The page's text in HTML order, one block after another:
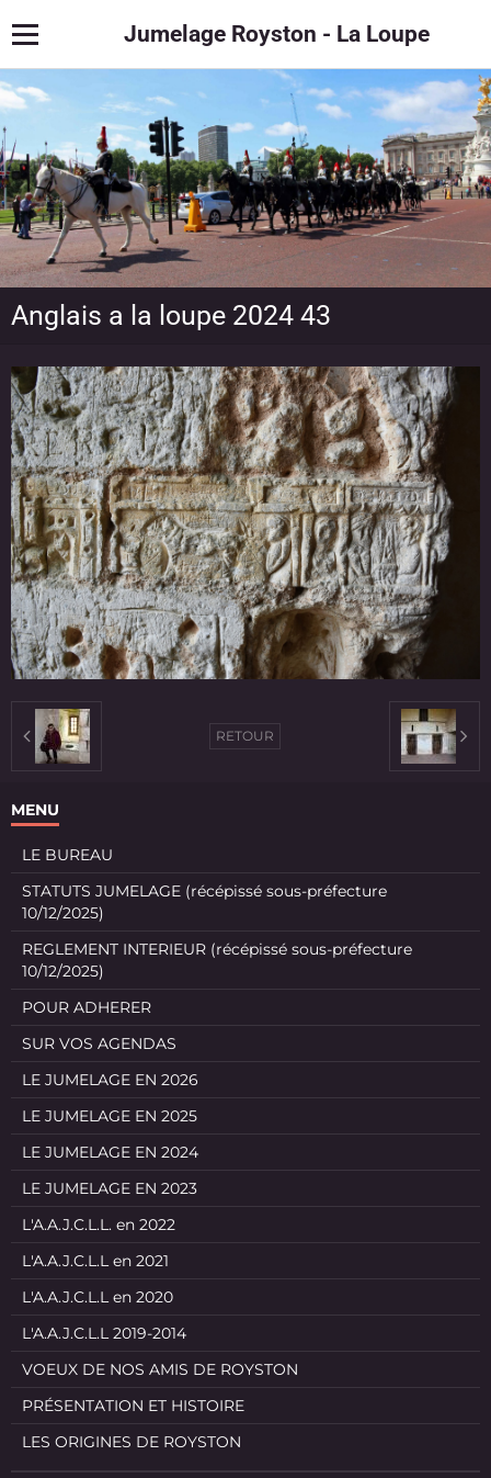
Jumelage Royston - La Loupe
Anglais a la loupe 2024 43
RETOUR
MENU
LE BUREAU
STATUTS JUMELAGE (récépissé sous-préfecture
10/12/2025)
REGLEMENT INTERIEUR (récépissé sous-préfecture
10/12/2025)
POUR ADHERER
SUR VOS AGENDAS
LE JUMELAGE EN 2026
LE JUMELAGE EN 2025
LE JUMELAGE EN 2024
LE JUMELAGE EN 2023
L'A.A.J.C.L.L. en 2022
L'A.A.J.C.L.L en 2021
L'A.A.J.C.L.L en 2020
L'A.A.J.C.L.L 2019-2014
VOEUX DE NOS AMIS DE ROYSTON
PRÉSENTATION ET HISTOIRE
LES ORIGINES DE ROYSTON